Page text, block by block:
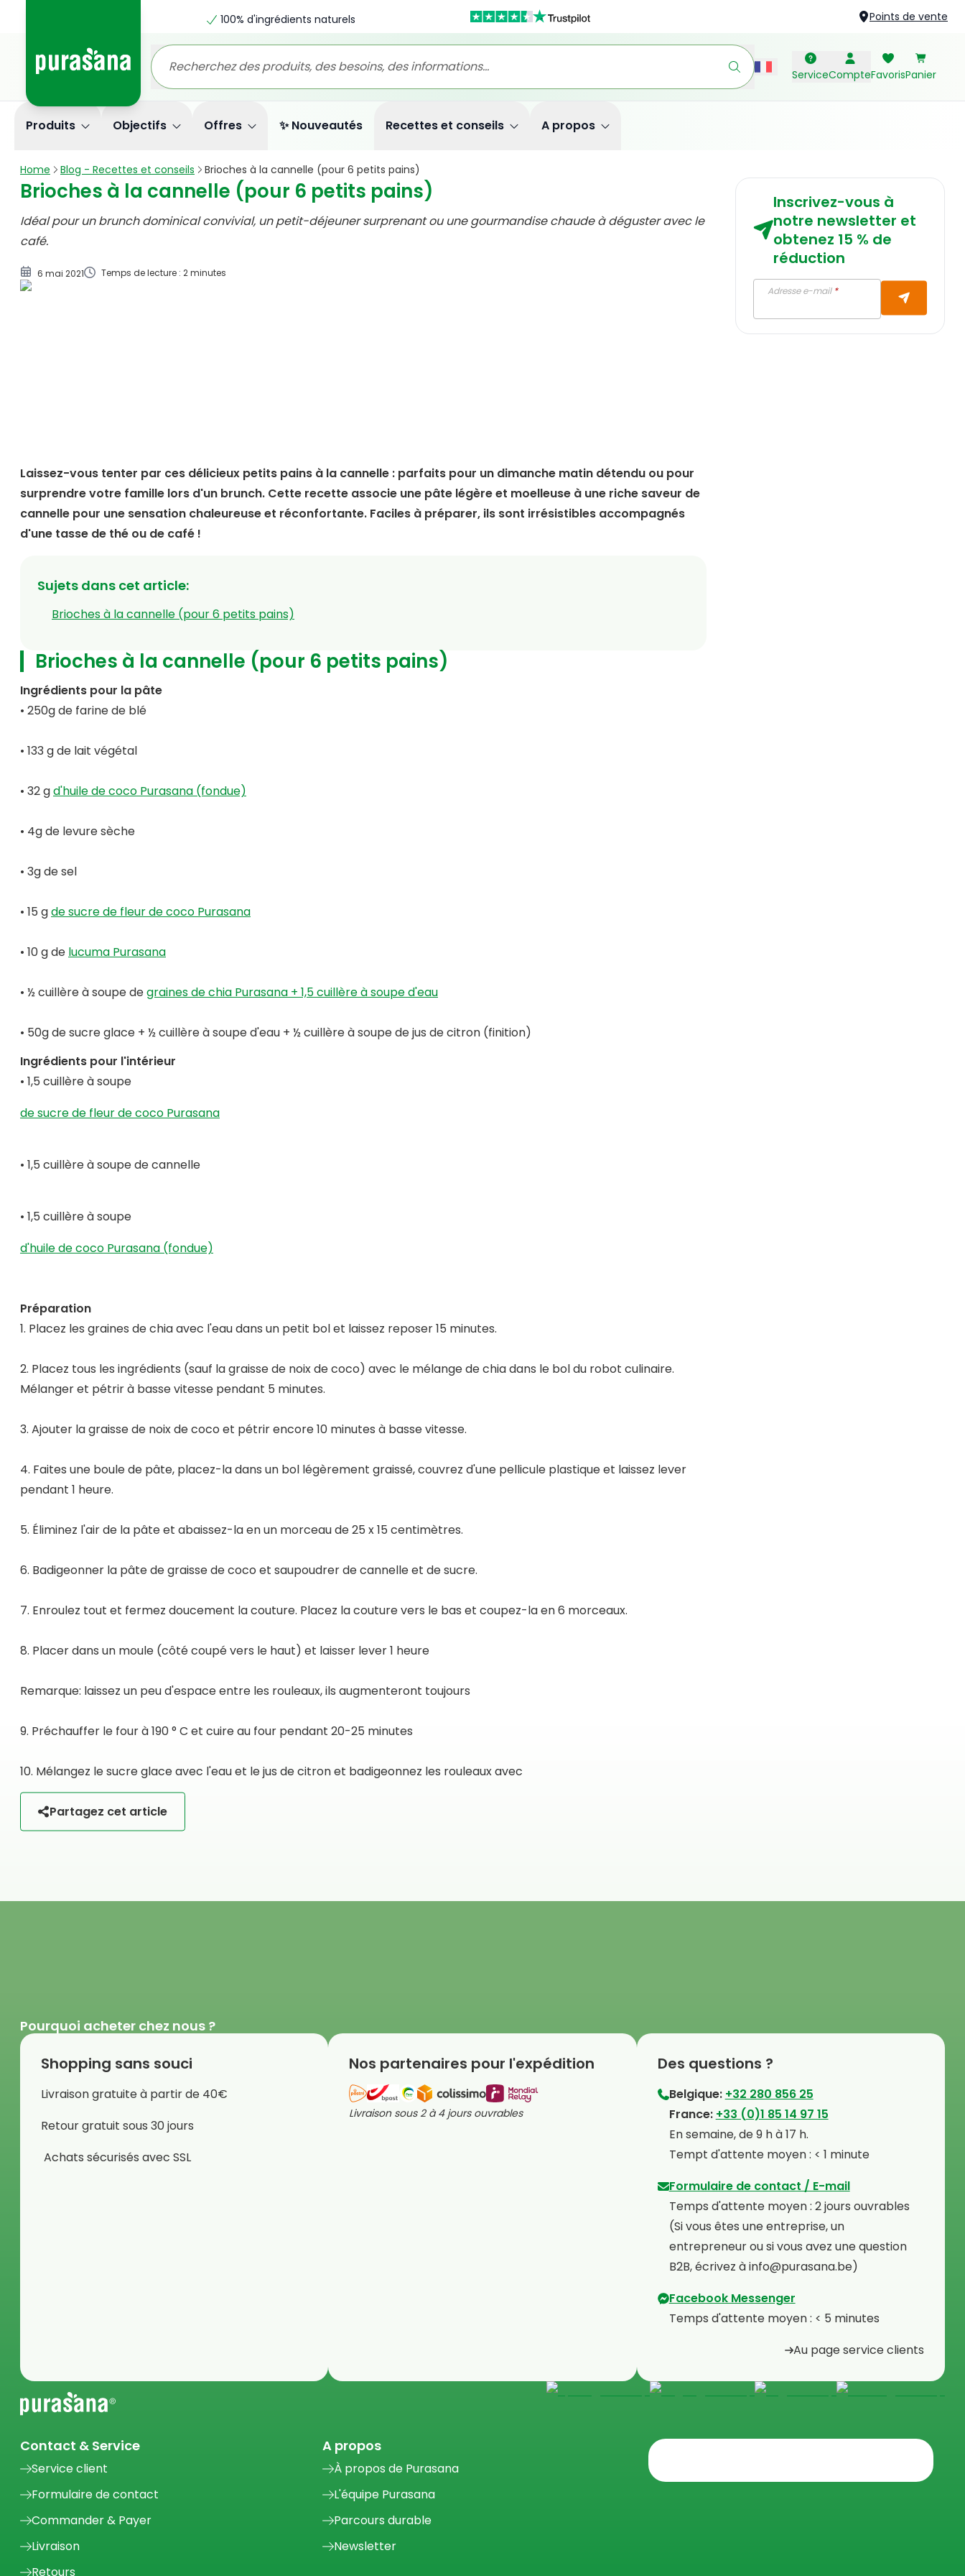
100% d'ingrédients naturels Points de vente
ServiceCompteFavorisPanier
Produits Objectifs Offres ✨ Nouveautés Recettes et conseils A propos
Home Blog - Recettes et conseils Brioches à la cannelle (pour 6 petits pains)
Brioches à la cannelle (pour 6 petits pains)
Idéal pour un brunch dominical convivial, un petit-déjeuner surprenant ou une gourmandise chaude à déguster avec le
café.
6 mai 2021 Temps de lecture : 2 minutes
Laissez-vous tenter par ces délicieux petits pains à la cannelle : parfaits pour un dimanche matin détendu ou pour
surprendre votre famille lors d'un brunch. Cette recette associe une pâte légère et moelleuse à une riche saveur de
cannelle pour une sensation chaleureuse et réconfortante. Faciles à préparer, ils sont irrésistibles accompagnés
d'une tasse de thé ou de café !
Sujets dans cet article:
Brioches à la cannelle (pour 6 petits pains)
Brioches à la cannelle (pour 6 petits pains)
Ingrédients pour la pâte
• 250g de farine de blé
• 133 g de lait végétal
• 32 gd'huile de coco Purasana (fondue)
• 4g de levure sèche
• 3g de sel
• 15 gde sucre de fleur de coco Purasana
• 10 g de lucuma Purasana
• ½ cuillère à soupe degraines de chia Purasana + 1,5 cuillère à soupe d'eau
• 50g de sucre glace + ½ cuillère à soupe d'eau + ½ cuillère à soupe de jus de citron (finition)
Ingrédients pour l'intérieur
• 1,5 cuillère à soupe
de sucre de fleur de coco Purasana
• 1,5 cuillère à soupe de cannelle
• 1,5 cuillère à soupe
d'huile de coco Purasana (fondue)
Préparation
1. Placez les graines de chia avec l'eau dans un petit bol et laissez reposer 15 minutes.
2. Placez tous les ingrédients (sauf la graisse de noix de coco) avec le mélange de chia dans le bol du robot culinaire.
Mélanger et pétrir à basse vitesse pendant 5 minutes.
3. Ajouter la graisse de noix de coco et pétrir encore 10 minutes à basse vitesse.
4. Faites une boule de pâte, placez-la dans un bol légèrement graissé, couvrez d'une pellicule plastique et laissez lever
pendant 1 heure.
5. Éliminez l'air de la pâte et abaissez-la en un morceau de 25 x 15 centimètres.
6. Badigeonner la pâte de graisse de coco et saupoudrer de cannelle et de sucre.
7. Enroulez tout et fermez doucement la couture. Placez la couture vers le bas et coupez-la en 6 morceaux.
8. Placer dans un moule (côté coupé vers le haut) et laisser lever 1 heure
Remarque: laissez un peu d'espace entre les rouleaux, ils augmenteront toujours
9. Préchauffer le four à 190 ° C et cuire au four pendant 20-25 minutes
10. Mélangez le sucre glace avec l'eau et le jus de citron et badigeonnez les rouleaux avec
Partagez cet article
Inscrivez-vous à
notre newsletter et
obtenez 15 % de
réduction
Adresse e-mail*
Pourquoi acheter chez nous ?
Shopping sans souci
Livraison gratuite à partir de 40€
Retour gratuit sous 30 jours
Achats sécurisés avec SSL
Nos partenaires pour l'expédition
Livraison sous 2 à 4 jours ouvrables
Des questions ?
Belgique: +32 280 856 25
⁠France: +33 (0)1 85 14 97 15
⁠En semaine, de 9 h à 17 h.
⁠Tempt d'attente moyen : < 1 minute
Formulaire de contact / E-mail
Temps d'attente moyen : 2 jours ouvrables
⁠(Si vous êtes une entreprise, un
entrepreneur ou si vous avez une question
B2B, écrivez à info@purasana.be)
Facebook Messenger
Temps d'attente moyen : < 5 minutes
Au page service clients
Contact & Service
Service client
Formulaire de contact
Commander & Payer
Livraison
Retours
A propos
À propos de Purasana
L'équipe Purasana
Parcours durable
Newsletter